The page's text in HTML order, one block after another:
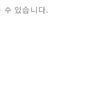
수 있습니다.